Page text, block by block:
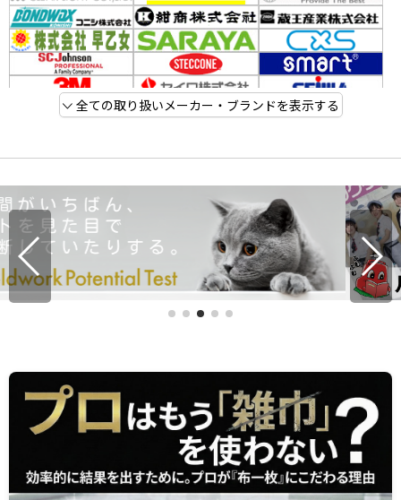
全ての取り扱いメーカー・ブランドを表示する